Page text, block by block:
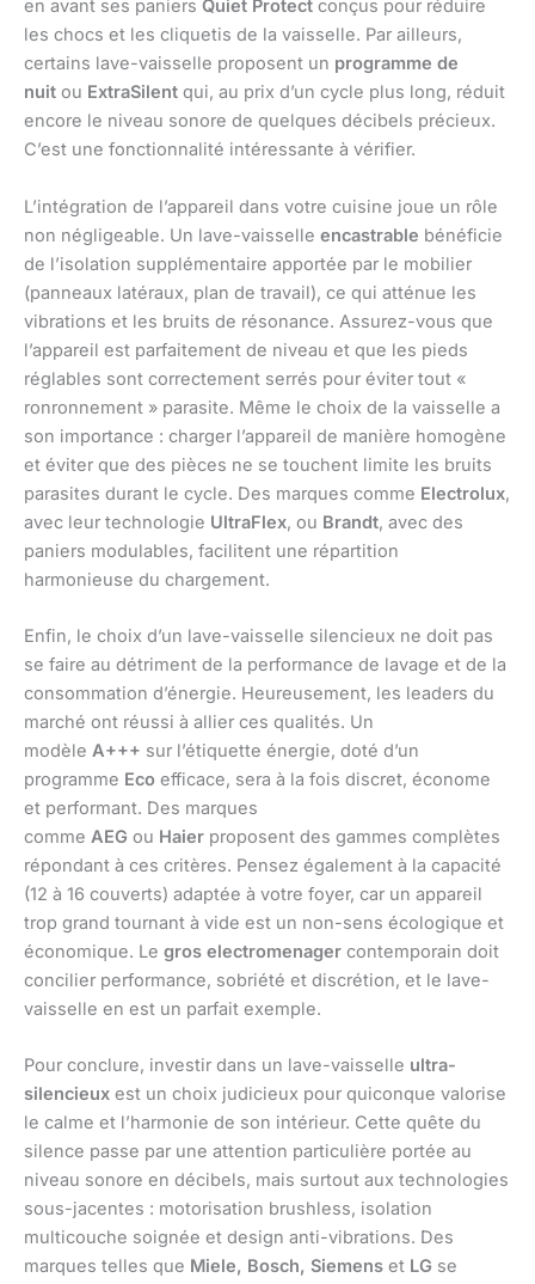
en avant ses paniers Quiet Protect conçus pour réduire
les chocs et les cliquetis de la vaisselle. Par ailleurs,
certains lave-vaisselle proposent un programme de
nuit ou ExtraSilent qui, au prix d’un cycle plus long, réduit
encore le niveau sonore de quelques décibels précieux.
C’est une fonctionnalité intéressante à vérifier.
L’intégration de l’appareil dans votre cuisine joue un rôle
non négligeable. Un lave-vaisselle encastrable bénéficie
de l’isolation supplémentaire apportée par le mobilier
(panneaux latéraux, plan de travail), ce qui atténue les
vibrations et les bruits de résonance. Assurez-vous que
l’appareil est parfaitement de niveau et que les pieds
réglables sont correctement serrés pour éviter tout «
ronronnement » parasite. Même le choix de la vaisselle a
son importance : charger l’appareil de manière homogène
et éviter que des pièces ne se touchent limite les bruits
parasites durant le cycle. Des marques comme Electrolux,
avec leur technologie UltraFlex, ou Brandt, avec des
paniers modulables, facilitent une répartition
harmonieuse du chargement.
Enfin, le choix d’un lave-vaisselle silencieux ne doit pas
se faire au détriment de la performance de lavage et de la
consommation d’énergie. Heureusement, les leaders du
marché ont réussi à allier ces qualités. Un
modèle A+++ sur l’étiquette énergie, doté d’un
programme Eco efficace, sera à la fois discret, économe
et performant. Des marques
comme AEG ou Haier proposent des gammes complètes
répondant à ces critères. Pensez également à la capacité
(12 à 16 couverts) adaptée à votre foyer, car un appareil
trop grand tournant à vide est un non-sens écologique et
économique. Le gros electromenager contemporain doit
concilier performance, sobriété et discrétion, et le lave-
vaisselle en est un parfait exemple.
Pour conclure, investir dans un lave-vaisselle ultra-
silencieux est un choix judicieux pour quiconque valorise
le calme et l’harmonie de son intérieur. Cette quête du
silence passe par une attention particulière portée au
niveau sonore en décibels, mais surtout aux technologies
sous-jacentes : motorisation brushless, isolation
multicouche soignée et design anti-vibrations. Des
marques telles que Miele, Bosch, Siemens et LG se